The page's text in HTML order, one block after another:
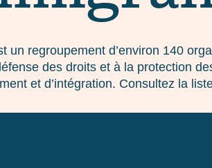
un regroupement d’environ 140
des droits et à la protection
et d’intégration. Consultez la